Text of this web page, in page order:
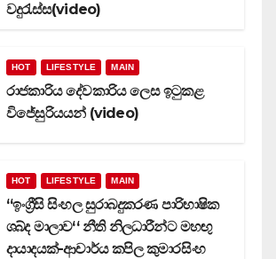
වදුරැස්ස(video)
HOT LIFESTYLE MAIN
රාජකාරිය දේවකාරිය ලෙස ඉටුකළ
විජේසුරියයන් (video)
HOT LIFESTYLE MAIN
‘‘ඉංග්‍රීසි සිංහල සුරාබදුකරණ පාරිභාෂික
ශබ්ද මාලාව‘‘ නීති නිලධාරීන්ට මහඟු
දායාදයක්-ආචාර්ය කපිල කුමාරසිංහ